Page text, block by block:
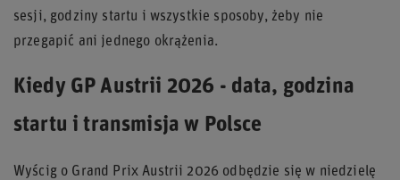
sesji, godziny startu i wszystkie sposoby, żeby nie
przegapić ani jednego okrążenia.
Kiedy GP Austrii 2026 - data, godzina
startu i transmisja w Polsce
Wyścig o Grand Prix Austrii 2026 odbędzie się w niedzielę